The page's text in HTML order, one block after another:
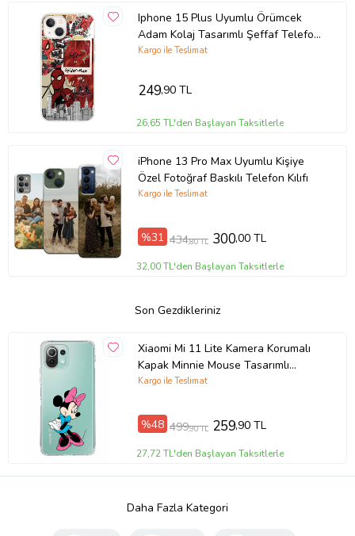
Iphone 15 Plus Uyumlu Örümcek
Adam Kolaj Tasarımlı Şeffaf Telefon
Kılıfı
Kargo ile Teslimat
249,90 TL
26,65 TL'den Başlayan Taksitlerle
iPhone 13 Pro Max Uyumlu Kişiye
Özel Fotoğraf Baskılı Telefon Kılıfı
Kargo ile Teslimat
%31 434,80 TL 300,00 TL
32,00 TL'den Başlayan Taksitlerle
Son Gezdikleriniz
Xiaomi Mi 11 Lite Kamera Korumalı
Kapak Minnie Mouse Tasarımlı
Şeffaf Kılıf
Kargo ile Teslimat
%48 499,90 TL 259,90 TL
27,72 TL'den Başlayan Taksitlerle
Daha Fazla Kategori